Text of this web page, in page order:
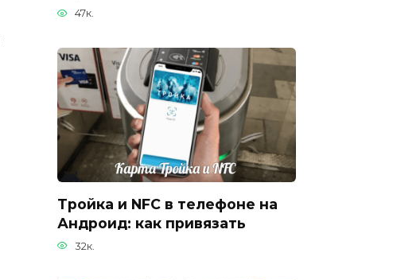
47к.
Тройка и NFC в телефоне на
Андроид: как привязать
32к.